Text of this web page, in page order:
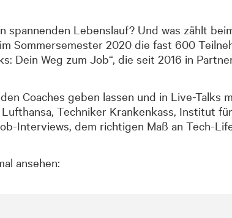
spannenden Lebenslauf? Und was zählt
Sommersemester 2020 die fast 600
Dein Weg zum Job“, die seit 2016 in
Coaches geben lassen und in Live-Talks
Techniker Krankenkass, Institut
Interviews, dem richtigen Maß an Tech-
ansehen: